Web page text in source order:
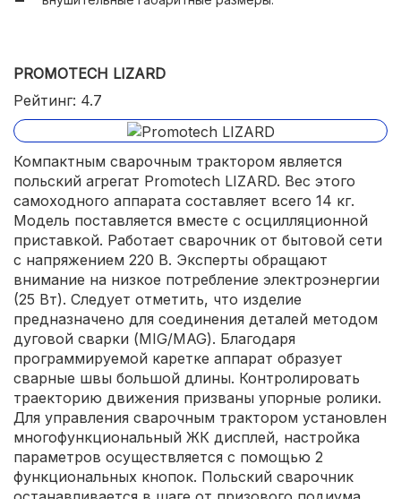
PROMOTECH LIZARD
Рейтинг: 4.7
Компактным сварочным трактором является
польский агрегат Promotech LIZARD. Вес этого
самоходного аппарата составляет всего 14 кг.
Модель поставляется вместе с осцилляционной
приставкой. Работает сварочник от бытовой сети
с напряжением 220 В. Эксперты обращают
внимание на низкое потребление электроэнергии
(25 Вт). Следует отметить, что изделие
предназначено для соединения деталей методом
дуговой сварки (MIG/MAG). Благодаря
программируемой каретке аппарат образует
сварные швы большой длины. Контролировать
траекторию движения призваны упорные ролики.
Для управления сварочным трактором установлен
многофункциональный ЖК дисплей, настройка
параметров осуществляется с помощью 2
функциональных кнопок. Польский сварочник